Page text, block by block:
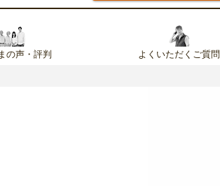
の声・評判 よくいただくご質問